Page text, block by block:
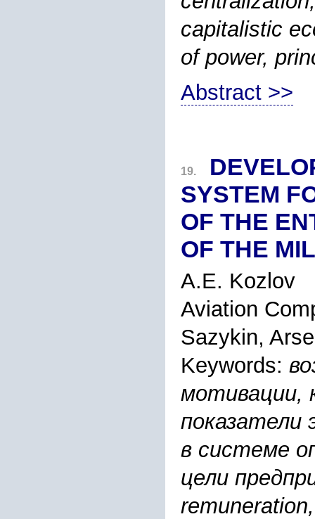
capitalistic
of power,
Abstract >>
19.
SYSTEM
OF THE
OF THE
A.E. Kozlov
Aviation
Sazykin,
Keywords:
мотивации,
показатели
в системе
цели